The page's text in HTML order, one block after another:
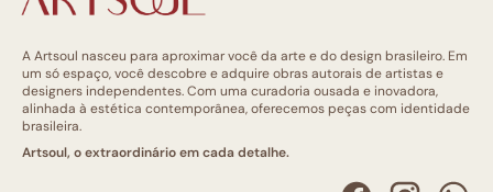
A Artsoul nasceu para aproximar você da arte e do design brasileiro. Em
um só espaço, você descobre e adquire obras autorais de artistas e
designers independentes. Com uma curadoria ousada e inovadora,
alinhada à estética contemporânea, oferecemos peças com identidade
brasileira.
Artsoul, o extraordinário em cada detalhe.